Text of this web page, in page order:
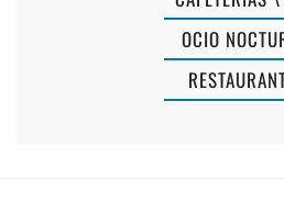
OCIO
CAFÈ